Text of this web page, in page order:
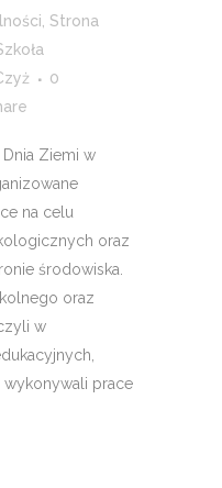
Strona
0
Dnia Ziemi w
na celu
oraz
środowiska.
oraz
w
prace